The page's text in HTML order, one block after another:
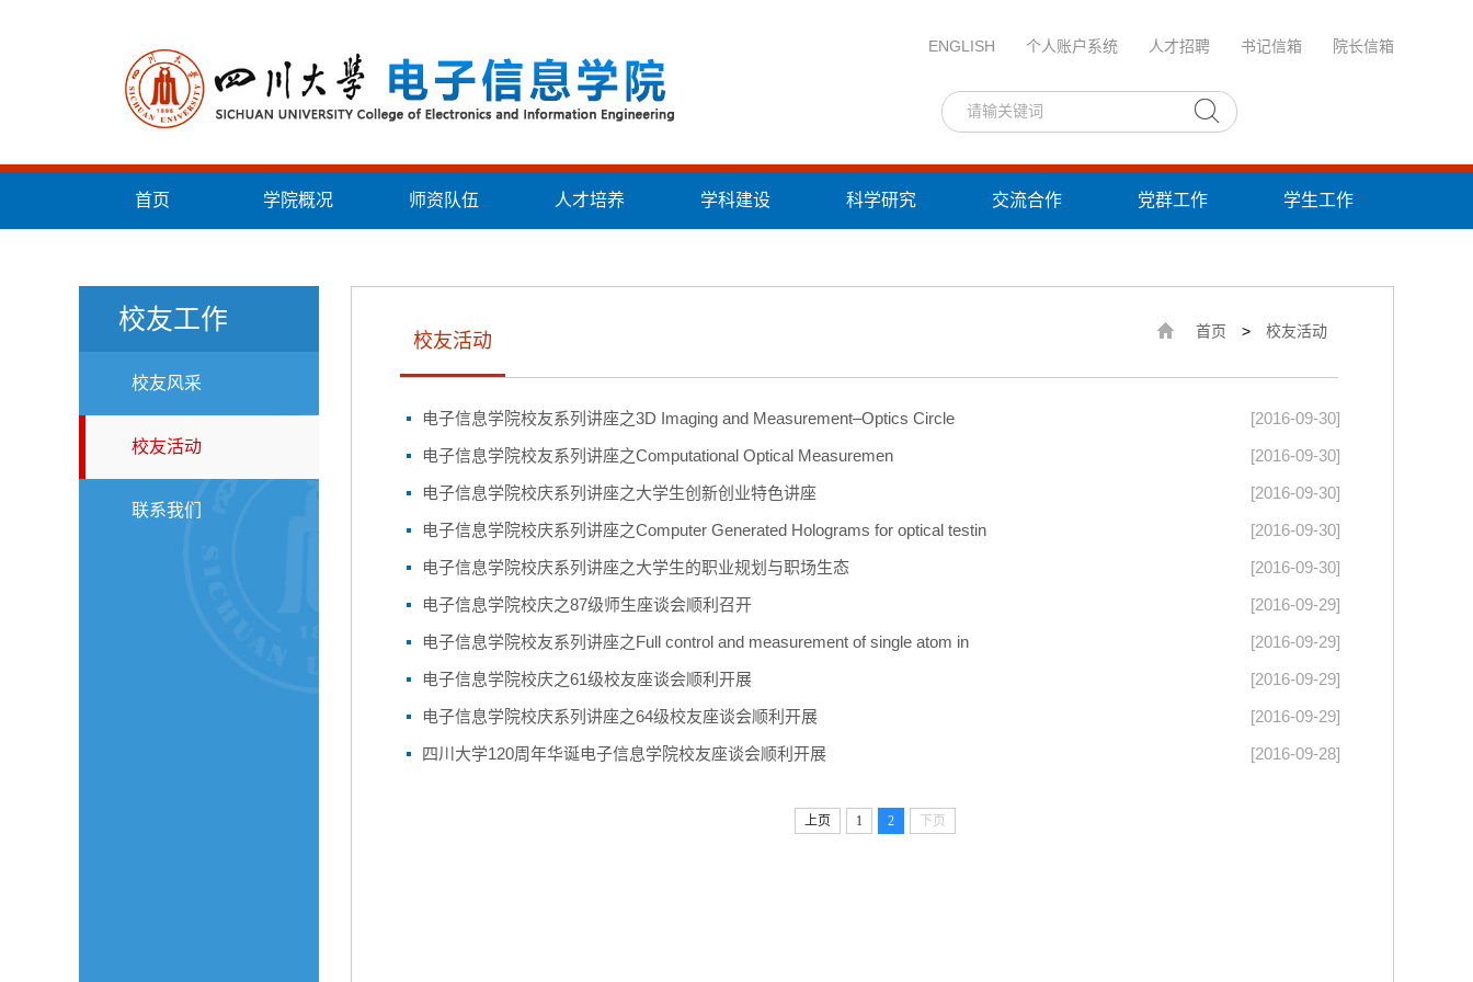
ENGLISH 个人账户系统 人才招聘 书记信箱 院长信箱
首页 学院概况 师资队伍 人才培养 学科建设 科学研究 交流合作 党群工作 学生工作
校友工作
校友风采
校友活动
联系我们
校友活动 首页 > 校友活动
[2016-09-30]
电子信息学院校友系列讲座之3D Imaging and Measurement–Optics Circle
[2016-09-30]
电子信息学院校友系列讲座之Computational Optical Measuremen
[2016-09-30]
电子信息学院校庆系列讲座之大学生创新创业特色讲座
[2016-09-30]
电子信息学院校庆系列讲座之Computer Generated Holograms for optical testin
[2016-09-30]
电子信息学院校庆系列讲座之大学生的职业规划与职场生态
[2016-09-29]
电子信息学院校庆之87级师生座谈会顺利召开
[2016-09-29]
电子信息学院校友系列讲座之Full control and measurement of single atom in
[2016-09-29]
电子信息学院校庆之61级校友座谈会顺利开展
[2016-09-29]
电子信息学院校庆系列讲座之64级校友座谈会顺利开展
[2016-09-28]
四川大学120周年华诞电子信息学院校友座谈会顺利开展
上页 1 2 下页